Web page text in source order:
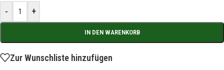
- +
IN DEN WARENKORB
Zur Wunschliste hinzufügen